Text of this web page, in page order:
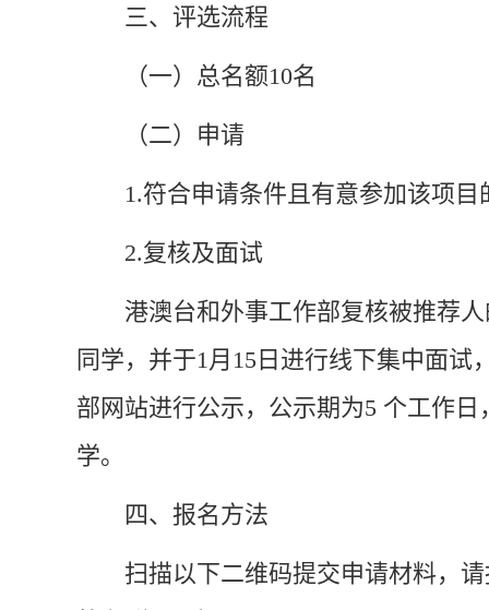
三、评选流程
（一）总名额10名
（二）申请
1.符合申请条件且 有意参加该项目
2.复核及面试
港澳台和外事工作部复核被推荐
同学，并于1月15日 进行线下集中面试
部网站进行公示，公示期为5 个工作日
学。
四、报名方法
扫描以下二维码提交申请材料，